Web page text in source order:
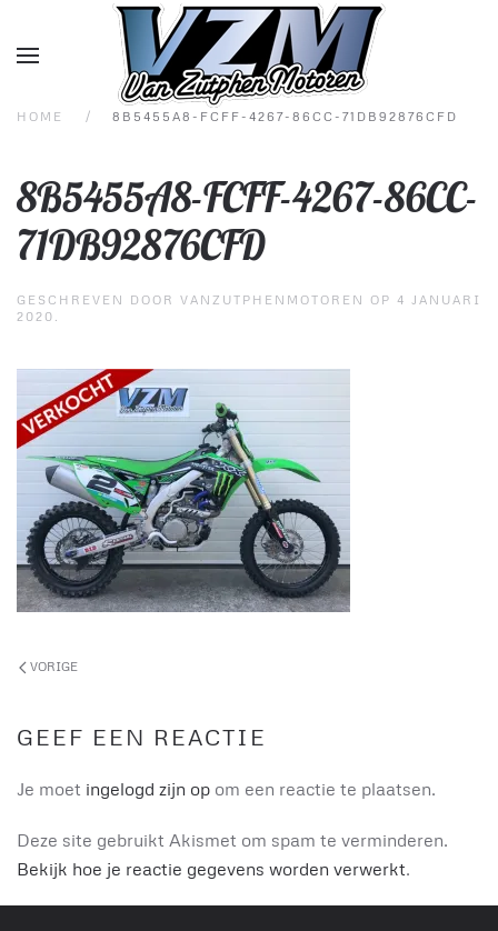
Overslaan en naar de inhoud gaan
HOME 8B5455A8-FCFF-4267-86CC-71DB92876CFD
8B5455A8-FCFF-4267-86CC-
71DB92876CFD
GESCHREVEN DOOR VANZUTPHENMOTOREN OP 4 JANUARI
2020
VORIGE
GEEF EEN REACTIE
Je moet ingelogd zijn op om een reactie te plaatsen.
Deze site gebruikt Akismet om spam te verminderen.
Bekijk hoe je reactie gegevens worden verwerkt.